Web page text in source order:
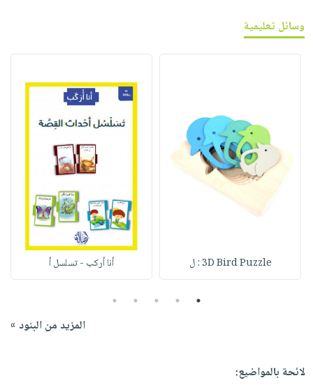
وسائل تعليمية
3D Bird Puzzle : ل أنا أركب - تسلسل أ
1
2
3
4
5
المزيد من البنود »
لائحة بالمواضيع: